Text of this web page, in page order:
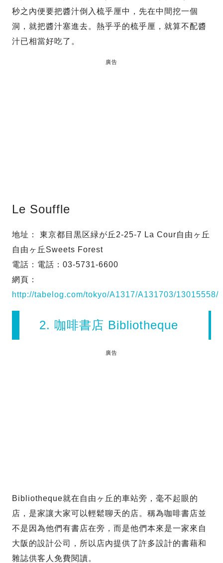
秒之內便要把醬汁倒入梳乎厘中，先在中間挖一個
洞，就把醬汁塞進去。熱乎乎的梳乎厘，就算不配醬
汁已相當好吃了。
廣告
Le Souffle
地址： 東京都目黒区緑が丘2-25-7 La Cour自由ヶ丘
自由ヶ丘Sweets Forest
電話：電話：03-5731-6600
網頁：
http://tabelog.com/tokyo/A1317/A131703/13015558/
2. 咖啡書店 Bibliotheque
廣告
Bibliotheque就在自由ヶ丘的車站旁，毫不起眼的
店，是家讓大家可以輕鬆聊天的店。稱為咖啡書店並
不是因為他們有書店在旁，而是他們本來是一家來自
大阪的設計公司，所以店內提供了許多設計的書藉和
雜誌供客人免費閱讀。